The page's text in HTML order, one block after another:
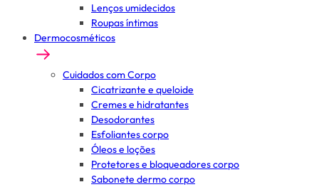
Lenços umidecidos
Roupas íntimas
Dermocosméticos
Cuidados com Corpo
Cicatrizante e queloide
Cremes e hidratantes
Desodorantes
Esfoliantes corpo
Óleos e loções
Protetores e bloqueadores corpo
Sabonete dermo corpo